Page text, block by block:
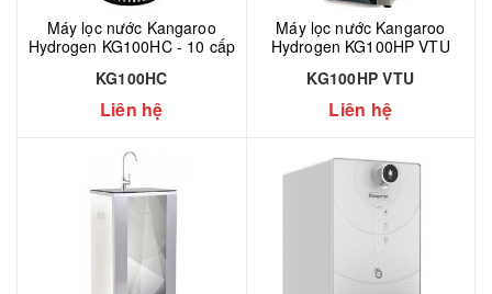
Máy lọc nước Kangaroo
Hydrogen KG100HC - 10 cấp
KG100HC
Liên hệ
Máy lọc nước Kangaroo
Hydrogen KG100HP VTU
KG100HP VTU
Liên hệ